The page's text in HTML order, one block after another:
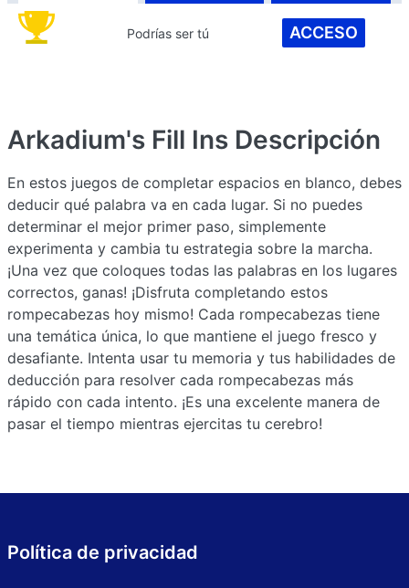
Podrías ser tú ACCESO
Arkadium's Fill Ins Descripción
En estos juegos de completar espacios en blanco, debes
deducir qué palabra va en cada lugar. Si no puedes
determinar el mejor primer paso, simplemente
experimenta y cambia tu estrategia sobre la marcha.
¡Una vez que coloques todas las palabras en los lugares
correctos, ganas! ¡Disfruta completando estos
rompecabezas hoy mismo! Cada rompecabezas tiene
una temática única, lo que mantiene el juego fresco y
desafiante. Intenta usar tu memoria y tus habilidades de
deducción para resolver cada rompecabezas más
rápido con cada intento. ¡Es una excelente manera de
pasar el tiempo mientras ejercitas tu cerebro!
Política de privacidad